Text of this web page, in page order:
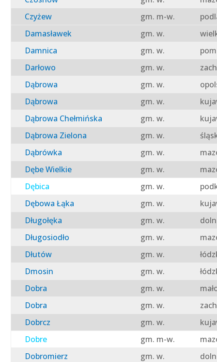
Czyżew
gm. m-w.
Damasławek
gm. w.
Damnica
gm. w.
Darłowo
gm. w.
Dąbrowa
gm. w.
Dąbrowa
gm. w.
Dąbrowa Chełmińska
gm. w.
Dąbrowa Zielona
gm. w.
Dąbrówka
gm. w.
Dębe Wielkie
gm. w.
Dębica
gm. w.
Dębowa Łąka
gm. w.
Długołęka
gm. w.
Długosiodło
gm. w.
Dłutów
gm. w.
Dmosin
gm. w.
Dobra
gm. w.
Dobra
gm. w.
Dobrcz
gm. w.
Dobre
gm. m-w.
Dobromierz
gm. w.